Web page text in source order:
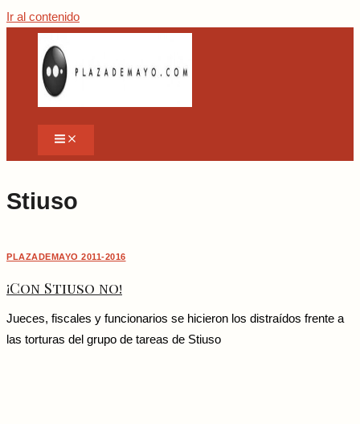
Ir al contenido
Stiuso
PLAZADEMAYO 2011-2016
¡Con Stiuso no!
Jueces, fiscales y funcionarios se hicieron los distraídos frente a
las torturas del grupo de tareas de Stiuso